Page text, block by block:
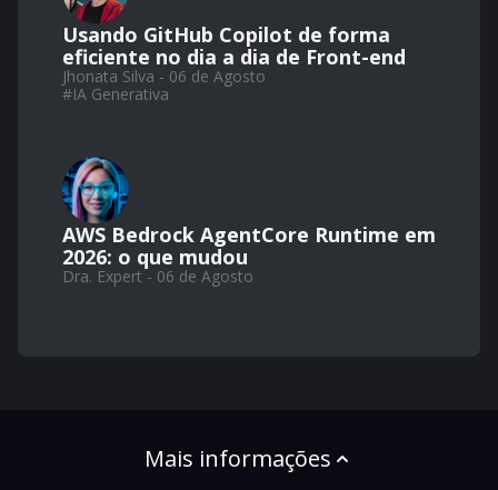
Usando GitHub Copilot de forma
eficiente no dia a dia de Front-end
Jhonata Silva - 06 de Agosto
#IA Generativa
AWS Bedrock AgentCore Runtime em
2026: o que mudou
Dra. Expert - 06 de Agosto
Mais informações